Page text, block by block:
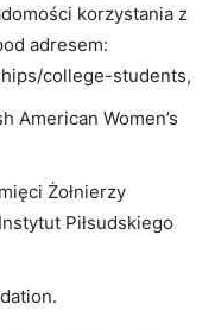
korzystania z
adresem:
college-students,
American Women’s
Żołnierzy
Piłsudskiego